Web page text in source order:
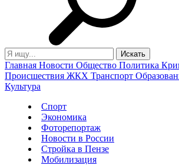
Главная Новости Общество Политика
Происшествия ЖКХ Транспорт
Культура
Спорт
Экономика
Фоторепортаж
Новости в России
Стройка в Пензе
Мобилизация